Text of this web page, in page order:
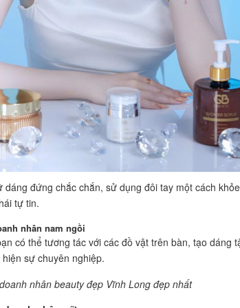
dáng đứng chắc chắn, sử dụng đôi tay một cách khỏe
tự tin.
nhân nam ngồi
có thể tương tác với các đồ vật trên bàn, tạo dáng
sự chuyên nghiệp.
nhân beauty đẹp Vĩnh Long đẹp nhất